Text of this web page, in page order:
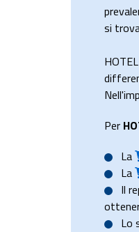
si
Per
La
La
Il
Lo